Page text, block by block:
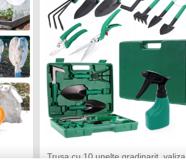
Trusa cu 10 unelte gradinarit, valiza